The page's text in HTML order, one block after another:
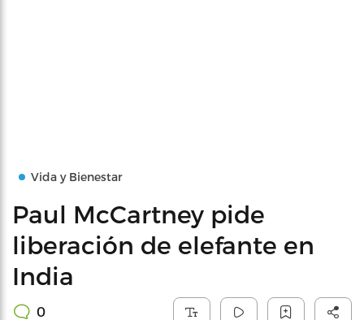
Vida y Bienestar
Paul McCartney pide
liberación de elefante en
India
0